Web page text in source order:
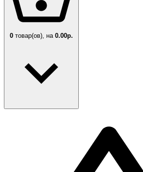
0 товар(ов), на 0.00р.